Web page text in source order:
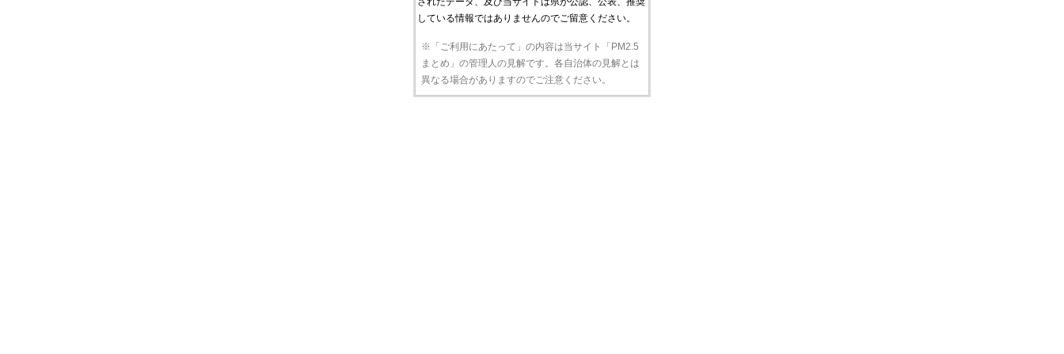
している情報ではありませんのでご留意ください。
※「ご利用にあたって」の内容は当サイト「PM2.5
まとめ」の管理人の見解です。各自治体の見解とは
異なる場合がありますのでご注意ください。